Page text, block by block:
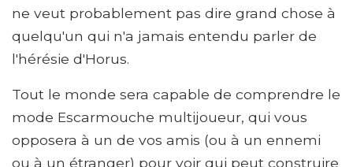
ne veut probablement pas dire grand chose à
quelqu'un qui n'a jamais entendu parler de
l'hérésie d'Horus.
Tout le monde sera capable de comprendre le
mode Escarmouche multijoueur, qui vous
opposera à un de vos amis (ou à un ennemi
ou à un étranger) pour voir qui peut construire